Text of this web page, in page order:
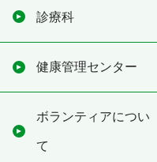
診療科
健康管理センター
ボランティアについ
て